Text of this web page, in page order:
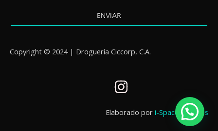
ENVIAR
Copyright © 2024 | Droguería Ciccorp, C.A.
I
s
Elaborado por i-Spaces Studios